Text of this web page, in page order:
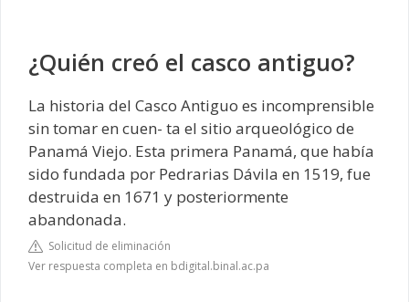
¿Quién creó el casco antiguo?
La historia del Casco Antiguo es incomprensible
sin tomar en cuen- ta el sitio arqueológico de
Panamá Viejo. Esta primera Panamá, que había
sido fundada por Pedrarias Dávila en 1519, fue
destruida en 1671 y posteriormente
abandonada.
Solicitud de eliminación
Ver respuesta completa en bdigital.binal.ac.pa